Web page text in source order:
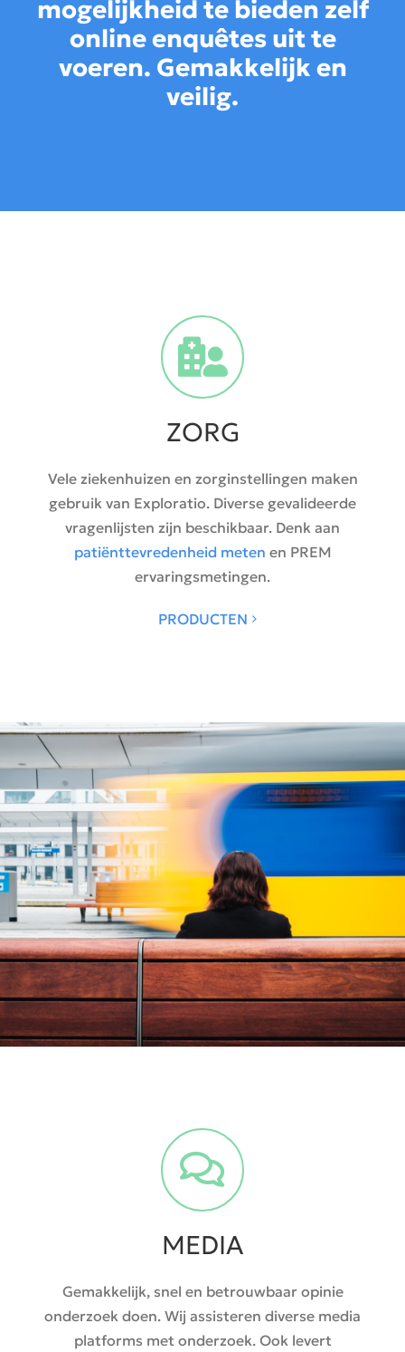
mogelijkheid te bieden zelf
online enquêtes uit te
voeren. Gemakkelijk en
veilig.
ZORG
Vele ziekenhuizen en zorginstellingen maken
gebruik van Exploratio. Diverse gevalideerde
vragenlijsten zijn beschikbaar. Denk aan
patiënttevredenheid meten en PREM
ervaringsmetingen.
PRODUCTEN
MEDIA
Gemakkelijk, snel en betrouwbaar opinie
onderzoek doen. Wij assisteren diverse media
platforms met onderzoek. Ook levert